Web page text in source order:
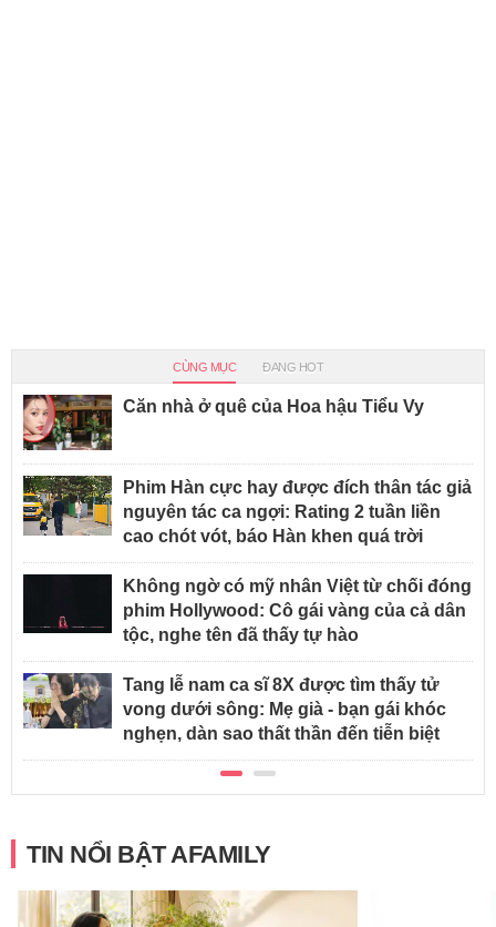
CÙNG MỤC ĐANG HOT
Căn nhà ở quê của Hoa hậu Tiểu Vy
Phim Hàn cực hay được đích thân tác giả
nguyên tác ca ngợi: Rating 2 tuần liền
cao chót vót, báo Hàn khen quá trời
Không ngờ có mỹ nhân Việt từ chối đóng
phim Hollywood: Cô gái vàng của cả dân
tộc, nghe tên đã thấy tự hào
Tang lễ nam ca sĩ 8X được tìm thấy tử
vong dưới sông: Mẹ già - bạn gái khóc
nghẹn, dàn sao thất thần đến tiễn biệt
TIN NỔI BẬT AFAMILY